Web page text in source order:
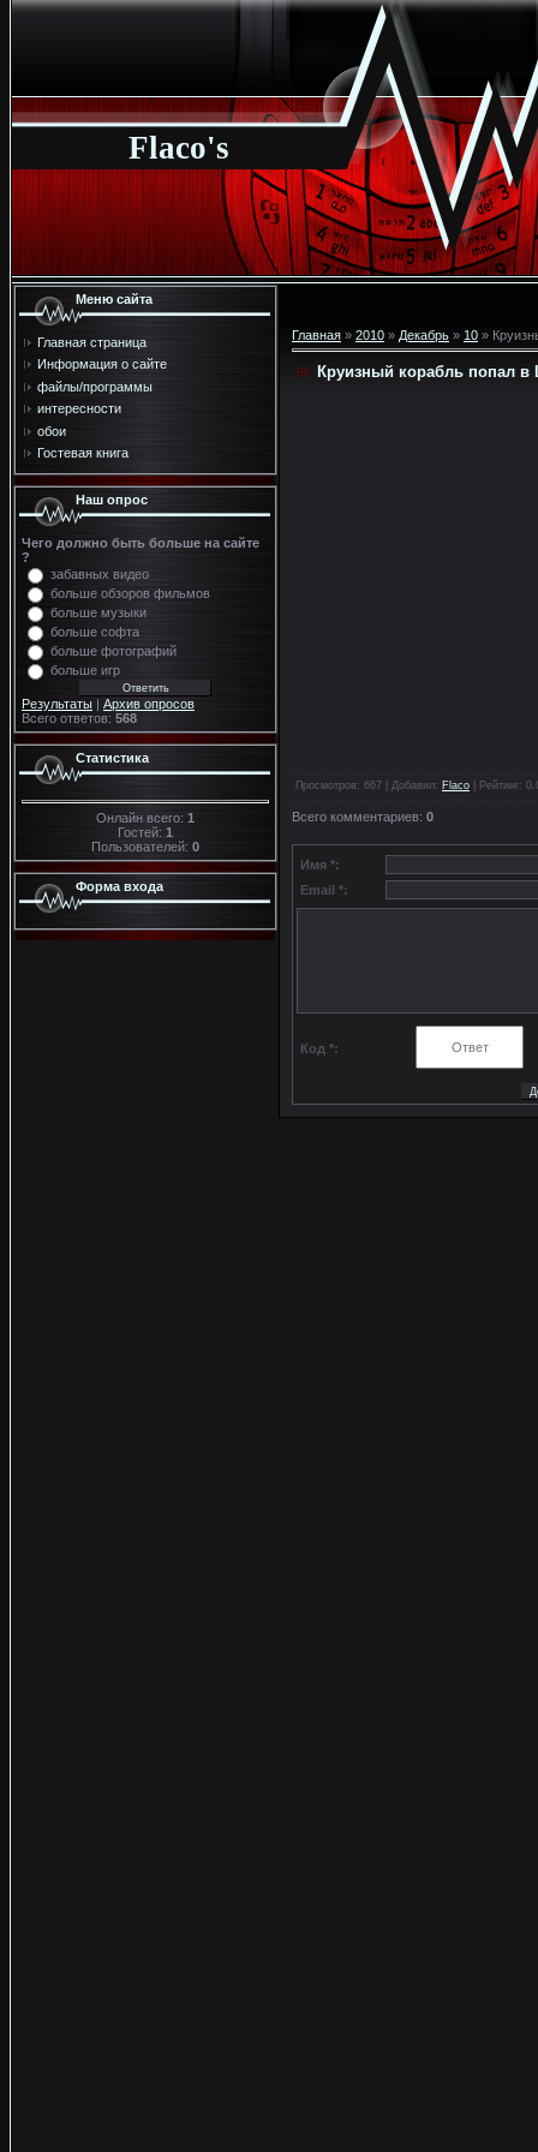
Flaco's
Меню сайта
Главная страница
Информация о сайте
файлы/программы
интересности
обои
Гостевая книга
Наш опрос
Чего должно быть больше на сайте
?
забавных видео
больше обзоров фильмов
больше музыки
больше софта
больше фотографий
больше игр
Результаты | Архив опросов
Всего ответов: 568
Статистика
Онлайн всего: 1
Гостей: 1
Пользователей: 0
Форма входа
Главная » 2010 » Декабрь » 10 »
Круизный корабль попал
Просмотров : 667 | Добавил: Flaco Рейтинг:
Всего комментариев: 0
Имя *:
Email *:
Код *: